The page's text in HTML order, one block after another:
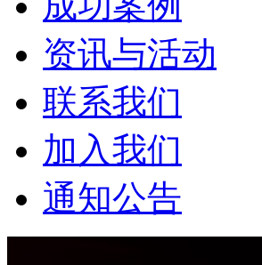
资讯与活动
联系我们
加入我们
通知公告